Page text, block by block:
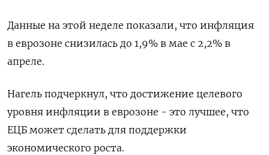
Данные на этой неделе показали, что инфляция
в еврозоне снизилась до 1,9% в мае с 2,2% в
апреле.
Нагель подчеркнул, что достижение целевого
уровня инфляции в еврозоне - это лучшее, что
ЕЦБ может сделать для поддержки
экономического роста.